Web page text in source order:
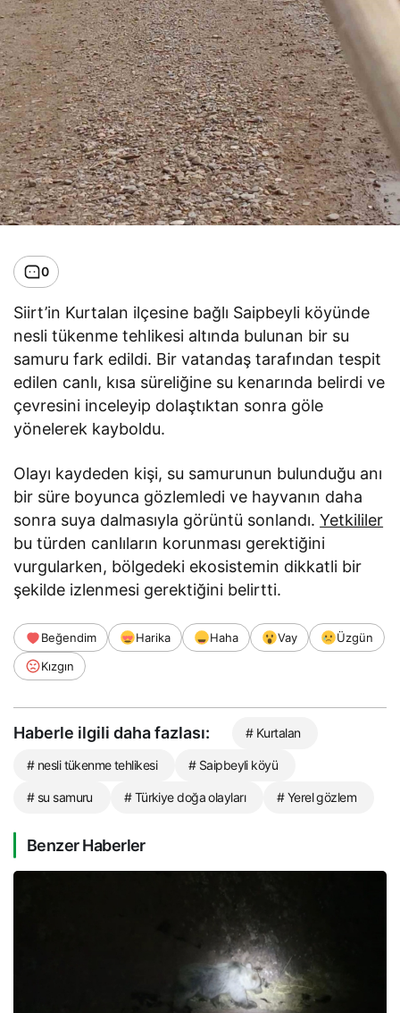
0
Siirt’in Kurtalan ilçesine bağlı Saipbeyli köyünde
nesli tükenme tehlikesi altında bulunan bir su
samuru fark edildi. Bir vatandaş tarafından tespit
edilen canlı, kısa süreliğine su kenarında belirdi ve
çevresini inceleyip dolaştıktan sonra göle
yönelerek kayboldu.
Olayı kaydeden kişi, su samurunun bulunduğu anı
bir süre boyunca gözlemledi ve hayvanın daha
sonra suya dalmasıyla görüntü sonlandı.Yetkililer
bu türden canlıların korunması gerektiğini
vurgularken, bölgedeki ekosistemin dikkatli bir
şekilde izlenmesi gerektiğini belirtti.
Beğendim Harika Haha Vay
Üzgün
Kızgın
Haberle ilgili daha fazlası: # Kurtalan
# nesli tükenme tehlikesi # Saipbeyli köyü
# su samuru # Türkiye doğa olayları # Yerel gözlem
Benzer Haberler